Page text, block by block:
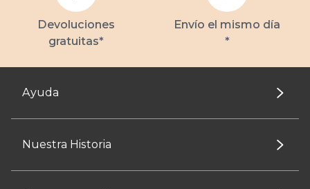
Devoluciones
gratuitas*
Envío el mismo día
*
Ayuda
Nuestra Historia